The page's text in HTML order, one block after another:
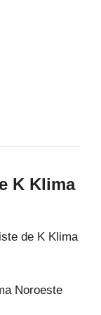
K Klima
de K Klima
Noroeste